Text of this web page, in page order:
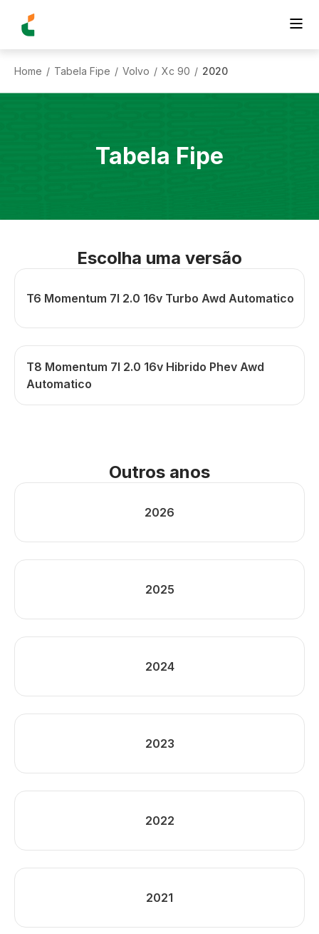
Home / Tabela Fipe / Volvo / Xc 90 / 2020
Tabela Fipe
Escolha uma versão
T6 Momentum 7l 2.0 16v Turbo Awd Automatico
T8 Momentum 7l 2.0 16v Hibrido Phev Awd
Automatico
Outros anos
2026
2025
2024
2023
2022
2021